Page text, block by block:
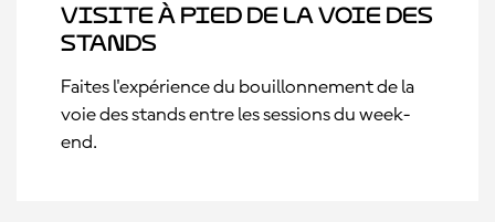
Visite à pied de la voie des
stands
Faites l'expérience du bouillonnement de la
voie des stands entre les sessions du week-
end.